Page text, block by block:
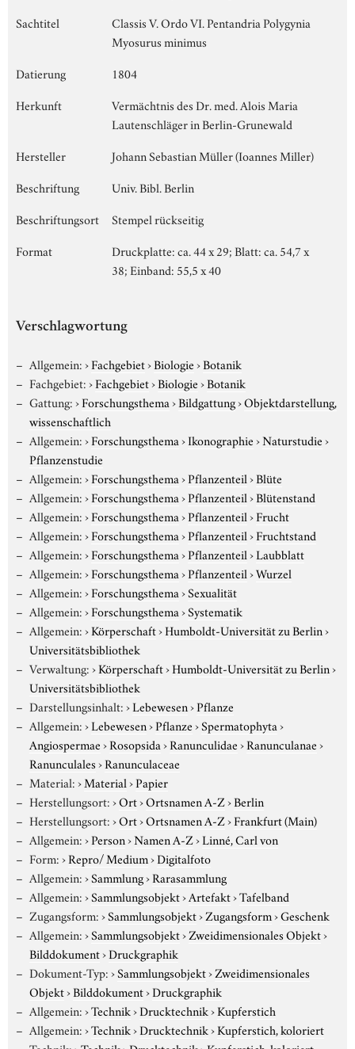
Sachtitel
Classis V. Ordo VI. Pentandria Polygynia
Myosurus minimus
Datierung
1804
Herkunft
Vermächtnis des Dr. med. Alois Maria
Lautenschläger in Berlin-Grunewald
Hersteller
Johann Sebastian Müller (Ioannes Miller)
Beschriftung
Univ. Bibl. Berlin
Beschriftungsort
Stempel rückseitig
Format
Druckplatte: ca. 44 x 29; Blatt: ca. 54,7 x
38; Einband: 55,5 x 40
Verschlagwortung
Allgemein:›Fachgebiet›Biologie›Botanik
Fachgebiet:›Fachgebiet›Biologie›Botanik
Gattung:›Forschungsthema›Bildgattung›Objektdarstellung,
wissenschaftlich
Allgemein:›Forschungsthema›Ikonographie›Naturstudie›
Pflanzenstudie
Allgemein:›Forschungsthema›Pflanzenteil›Blüte
Allgemein:›Forschungsthema›Pflanzenteil›Blütenstand
Allgemein:›Forschungsthema›Pflanzenteil›Frucht
Allgemein:›Forschungsthema›Pflanzenteil›Fruchtstand
Allgemein:›Forschungsthema›Pflanzenteil›Laubblatt
Allgemein:›Forschungsthema›Pflanzenteil›Wurzel
Allgemein:›Forschungsthema›Sexualität
Allgemein:›Forschungsthema›Systematik
Allgemein:›Körperschaft›Humboldt-Universität zu Berlin›
Universitätsbibliothek
Verwaltung:›Körperschaft›Humboldt-Universität zu Berlin›
Universitätsbibliothek
Darstellungsinhalt:›Lebewesen›Pflanze
Allgemein:›Lebewesen›Pflanze›Spermatophyta›
Angiospermae›Rosopsida›Ranunculidae›Ranunculanae›
Ranunculales›Ranunculaceae
Material:›Material›Papier
Herstellungsort:›Ort›Ortsnamen A-Z›Berlin
Herstellungsort:›Ort›Ortsnamen A-Z›Frankfurt (Main)
Allgemein:›Person›Namen A-Z›Linné, Carl von
Form:›Repro/ Medium›Digitalfoto
Allgemein:›Sammlung›Rarasammlung
Allgemein:›Sammlungsobjekt›Artefakt›Tafelband
Zugangsform:›Sammlungsobjekt›Zugangsform›Geschenk
Allgemein:›Sammlungsobjekt›Zweidimensionales Objekt›
Bilddokument›Druckgraphik
Dokument-Typ:›Sammlungsobjekt›Zweidimensionales
Objekt›Bilddokument›Druckgraphik
Allgemein:›Technik›Drucktechnik›Kupferstich
Allgemein:›Technik›Drucktechnik›Kupferstich, koloriert